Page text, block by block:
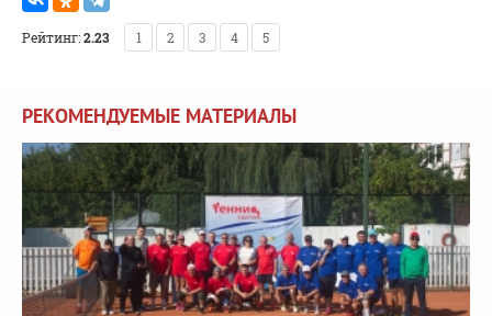
Рейтинг:2.23 1 2 3 4 5
РЕКОМЕНДУЕМЫЕ МАТЕРИАЛЫ